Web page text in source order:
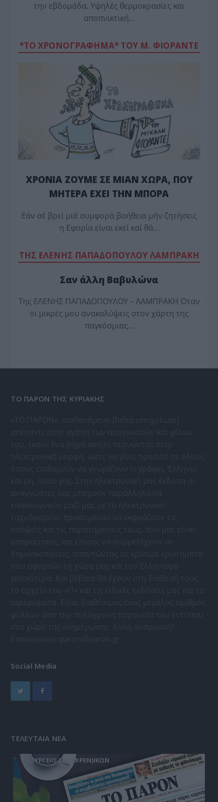
την εβδομάδα. Υψηλές θερμοκρασίες και
αποπνικτική…
*ΤΟ ΧΡΟΝΟΓΡΑΦΗΜΑ* ΤΟΥ Μ. ΦΙΟΡΆΝΤΕ
ΧΡΟΝΙΑ ΖΟΥΜΕ ΣΕ ΜΙΑΝ ΧΩΡΑ, ΠΟΥ
ΜΗΤΕΡΑ ΕΧΕΙ ΤΗΝ ΜΠΟΡΑ
Εάν σέ βρεί μιά συμφορά βοήθεια μήν ζητήσεις
η Εφορία είναι εκεί καί θά…
TΗΣ ΕΛΕΝΗΣ ΠΑΠΑΔΟΠΟΥΛΟΥ ΛΑΜΠΡΑΚΗ
Σαν άλλη Βαβυλώνα
Της ΕΛΕΝΗΣ ΠΑΠΑΔΟΠΟΥΛΟΥ – ΛΑΜΠΡΑΚΗ Όταν
οι μικρές μου ανακαλύψεις στον χάρτη της
παγκόσμιας…
ΤΟ ΠΑΡΟΝ ΤΗΣ ΚΥΡΙΑΚΗΣ
Social Media
ΤΕΛΕΥΤΑΙΑ ΝΕΑ
ΥΠΟΥΡΓΕΙΟ ΕΞΩ(ΦΡΕΝ)ΙΚΩΝ